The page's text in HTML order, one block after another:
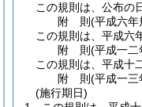
この規則は、公布の
附 則(平成六年
この規則は、平成六
附 則(平成一二
この規則は、平成十
附 則(平成一三
(施行期日)